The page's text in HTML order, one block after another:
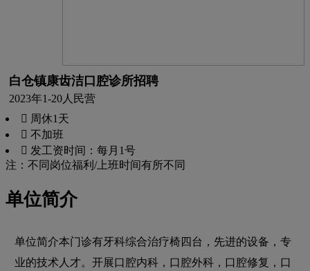
白仓镇康齿洁口腔诊所招聘
2023年1-20人 民营
 周休1天
 不加班
 发工资时间：每月1号
注：不同岗位福利/上班时间有所不同
单位简介
单位简介本门诊有牙科综合治疗椅四台，先进的设备，专
业的技术人才。开展口腔内科，口腔外科，口腔修复，口